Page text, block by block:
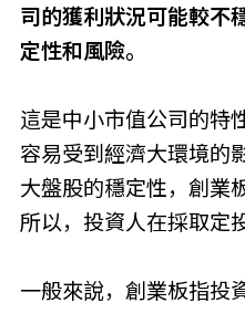
司的獲利狀況可能較不
定性和風險。
這是中小市值公司的特
容易受到經濟大環境的
大盤股的穩定性，創業
所以，投資人在採取定
一般來說，創業板指投